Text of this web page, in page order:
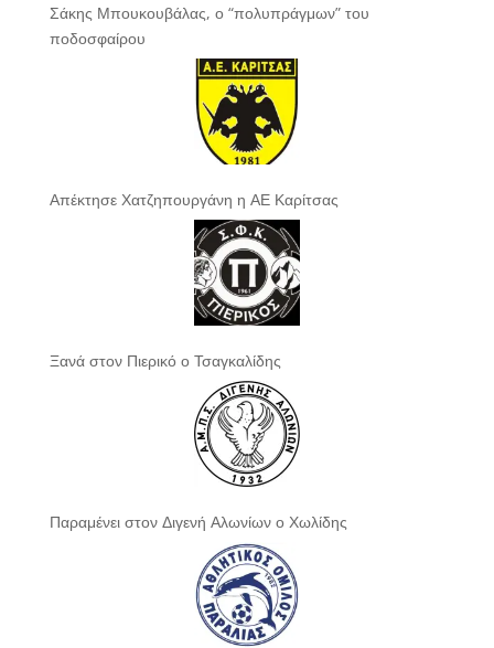
Σάκης Μπουκουβάλας, ο “πολυπράγμων” του
ποδοσφαίρου
Απέκτησε Χατζηπουργάνη η ΑΕ Καρίτσας
Ξανά στον Πιερικό ο Τσαγκαλίδης
Παραμένει στον Διγενή Αλωνίων ο Χωλίδης